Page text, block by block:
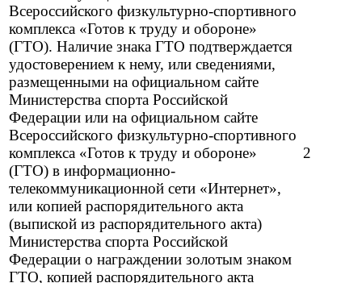
Всероссийского физкультурно-спортивного
комплекса «Готов к труду и обороне»
(ГТО). Наличие знака ГТО подтверждается
удостоверением к нему, или сведениями,
размещенными на официальном сайте
Министерства спорта Российской
Федерации или на официальном сайте
Всероссийского физкультурно-спортивного
комплекса «Готов к труду и обороне»
(ГТО) в информационно-
телекоммуникационной сети «Интернет»,
или копией распорядительного акта
(выпиской из распорядительного акта)
Министерства спорта Российской
Федерации о награждении золотым знаком
ГТО, копией распорядительного акта
2